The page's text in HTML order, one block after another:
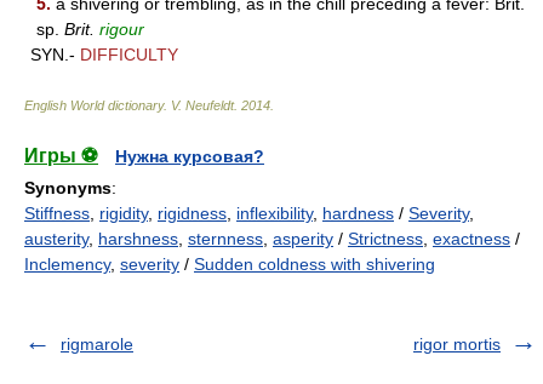
sp. Brit. rigour
SYN.- DIFFICULTY
English World dictionary. V. Neufeldt. 2014
Игры ⚽
Нужна курсовая?
Synonyms:
Stiffness rigidity, rigidness inflexibility, hardness / Severity,
austerity, harshness sternness asperity / Strictness exactness /
Inclemency, severity / Sudden coldness with shivering
rigmarole rigor mortis